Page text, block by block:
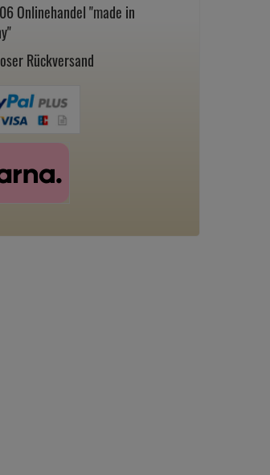
Onlinehandel "made in
Rückversand